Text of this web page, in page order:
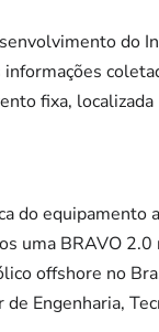
do
fixa,
do equipamento
uma BRAVO
offshore no
Engenharia,